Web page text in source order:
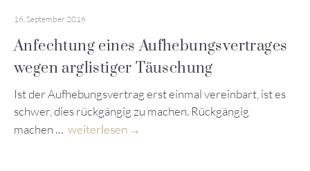
16. September 2016
Anfechtung eines Aufhebungsvertrages
wegen arglistiger Täuschung
Ist der Aufhebungsvertrag erst einmal vereinbart, ist es
schwer, dies rückgängig zu machen. Rückgängig
machen … weiterlesen